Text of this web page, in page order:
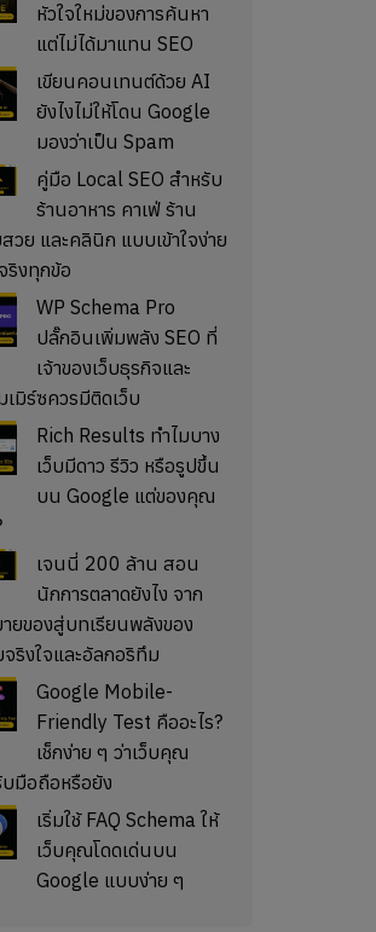
หัวใจใหม่ของการค้นหา
แต่ไม่ได้มาแทน SEO
เขียนคอนเทนต์ด้วย AI
ยังไงไม่ให้โดน Google
มองว่าเป็น Spam
คู่มือ Local SEO สำหรับ
ร้านอาหาร คาเฟ่ ร้าน
วย และคลินิก แบบเข้าใจง่าย
ริงทุกข้อ
WP Schema Pro
ปลั๊กอินเพิ่มพลัง SEO ที่
เจ้าของเว็บธุรกิจและ
มิร์ซควรมีติดเว็บ
Rich Results ทำไมบาง
เว็บมีดาว รีวิว หรือรูปขึ้น
บน Google แต่ของคุณ
เจนนี่ 200 ล้าน สอน
นักการตลาดยังไง จาก
ายของสู่บทเรียนพลังของ
จริงใจและอัลกอริทึม
Google Mobile-
Friendly Test คืออะไร?
เช็กง่าย ๆ ว่าเว็บคุณ
บมือถือหรือยัง
เริ่มใช้ FAQ Schema ให้
เว็บคุณโดดเด่นบน
Google แบบง่าย ๆ